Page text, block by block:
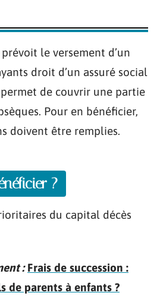
le versement d’un
droit d’un assuré social
de couvrir une partie
Pour en bénéficier,
doivent être remplies.
?
du capital décès
: Frais de succession :
de parents à enfants ?